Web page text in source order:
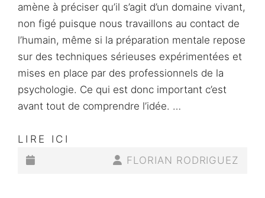
amène à préciser qu’il s’agit d’un domaine vivant,
non figé puisque nous travaillons au contact de
l’humain, même si la préparation mentale repose
sur des techniques sérieuses expérimentées et
mises en place par des professionnels de la
psychologie. Ce qui est donc important c’est
avant tout de comprendre l’idée. …
LIRE ICI
POSTED-
BY
BYLINE
FLORIAN RODRIGUEZ